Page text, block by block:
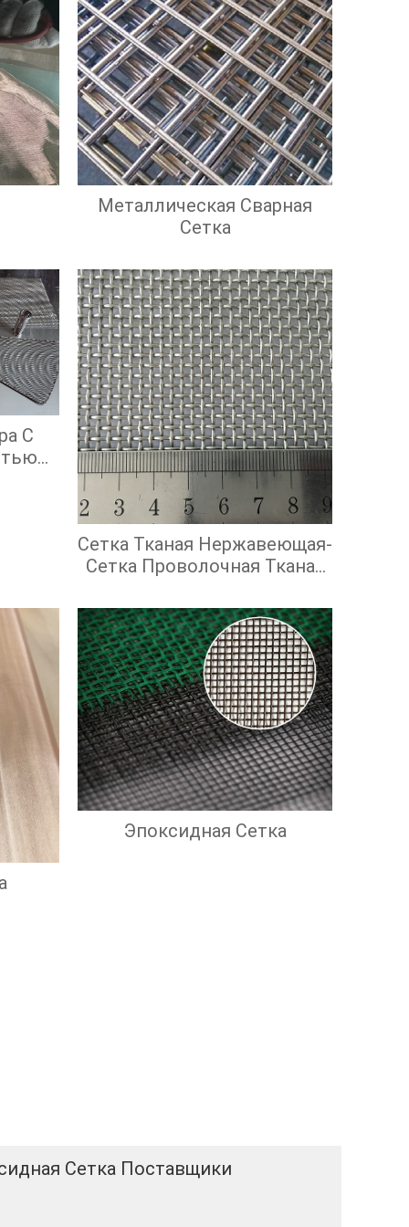
Металлическая Сварная
Сетка
С
Сетка Тканая Нержавеющая-
Сетка Проволочная Тканая
Эпоксидная Сетка
Сетка Поставщики